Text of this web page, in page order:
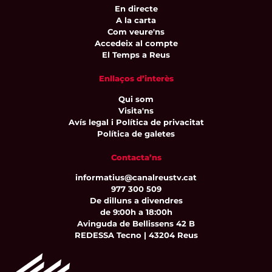
En directe
A la carta
Com veure'ns
Accedeix al compte
El Temps a Reus
Enllaços d’interès
Qui som
Visita'ns
Avís legal i Política de privacitat
Política de galetes
Contacta’ns
informatius@canalreustv.cat
977 300 509
De dilluns a divendres
de 9:00h a 18:00h
Avinguda de Bellissens 42 B
REDESSA Tecno | 43204 Reus